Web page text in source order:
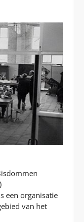
een organisatie
van het